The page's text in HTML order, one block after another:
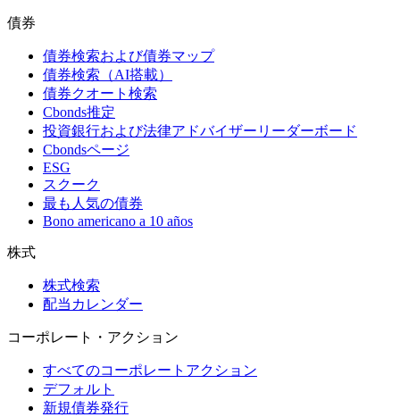
債券
債券検索および債券マップ
債券検索（AI搭載）
債券クオート検索
Cbonds推定
投資銀行および法律アドバイザーリーダーボード
Cbondsページ
ESG
スクーク
最も人気の債券
Bono americano a 10 años
株式
株式検索
配当カレンダー
コーポレート・アクション
すべてのコーポレートアクション
デフォルト
新規債券発行